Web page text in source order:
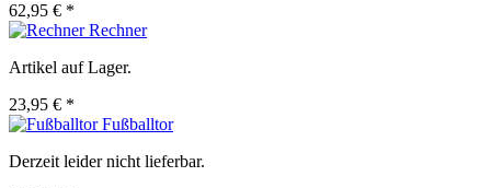
62,95 € *
Rechner
Artikel auf Lager.
23,95 € *
Fußballtor
Derzeit leider nicht lieferbar.